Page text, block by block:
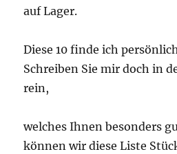
auf Lager.
Diese 10 finde ich
Schreiben Sie mir doch in
rein,
welches Ihnen besonders
können wir diese Liste